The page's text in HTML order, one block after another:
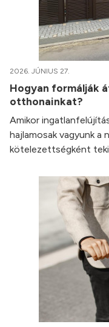
2026. JÚNIUS 27.
Hogyan formálják
otthonainkat?
Amikor
hajlamosak vagyunk a
kötelezettségként